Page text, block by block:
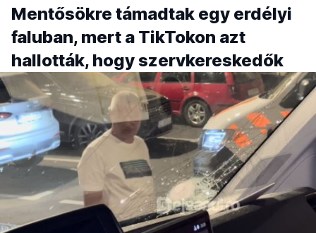
Mentősökre támadtak egy erdélyi
faluban, mert a TikTokon azt
hallották, hogy szervkereskedők